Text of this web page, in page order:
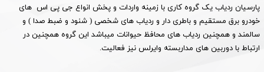
پارسیان ردیاب یک گروه کاری با زمینه واردات و پخش انواع جی پی اس های
خودرو برق مستقیم و باطری دار و ردیاب های شخصی ( شنود و ضبط صدا ) و
سالمند و همچنین ردیاب های محافظ حیوانات میباشد این گروه همچنین در
ارتباط با دوربین های مداربسته وایرلس نیز فعالیت.​​​​​​​